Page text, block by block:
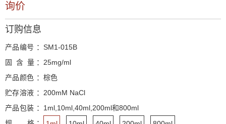
询价
订购信息
产品编号 ： SM1-015B
固 含 量 ： 25mg/ml
产品颜色 ： 棕色
贮存溶液 ： 200mM NaCl
产品包装 ： 1ml,10ml,40ml,200ml和800ml